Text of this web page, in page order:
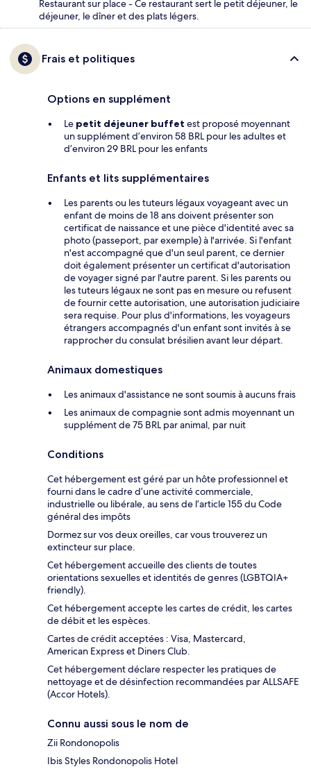
Restaurant sur place - Ce restaurant sert le petit déjeuner, le
déjeuner, le dîner et des plats légers.
Frais et politiques
Options en supplément
Le petit déjeuner buffet est proposé moyennant
un supplément d’environ 58 BRL pour les adultes et
d’environ 29 BRL pour les enfants
Enfants et lits supplémentaires
Les parents ou les tuteurs légaux voyageant avec un
enfant de moins de 18 ans doivent présenter son
certificat de naissance et une pièce d'identité avec sa
photo (passeport, par exemple) à l'arrivée. Si l'enfant
n'est accompagné que d'un seul parent, ce dernier
doit également présenter un certificat d'autorisation
de voyager signé par l'autre parent. Si les parents ou
les tuteurs légaux ne sont pas en mesure ou refusent
de fournir cette autorisation, une autorisation judiciaire
sera requise. Pour plus d'informations, les voyageurs
étrangers accompagnés d'un enfant sont invités à se
rapprocher du consulat brésilien avant leur départ.
Animaux domestiques
Les animaux d'assistance ne sont soumis à aucuns frais
Les animaux de compagnie sont admis moyennant un
supplément de 75 BRL par animal, par nuit
Conditions
Cet hébergement est géré par un hôte professionnel et
fourni dans le cadre d’une activité commerciale,
industrielle ou libérale, au sens de l’article 155 du Code
général des impôts
Dormez sur vos deux oreilles, car vous trouverez un
extincteur sur place.
Cet hébergement accueille des clients de toutes
orientations sexuelles et identités de genres (LGBTQIA+
friendly).
Cet hébergement accepte les cartes de crédit, les cartes
de débit et les espèces.
Cartes de crédit acceptées : Visa, Mastercard,
American Express et Diners Club.
Cet hébergement déclare respecter les pratiques de
nettoyage et de désinfection recommandées par ALLSAFE
(Accor Hotels).
Connu aussi sous le nom de
Zii Rondonopolis
Ibis Styles Rondonopolis Hotel